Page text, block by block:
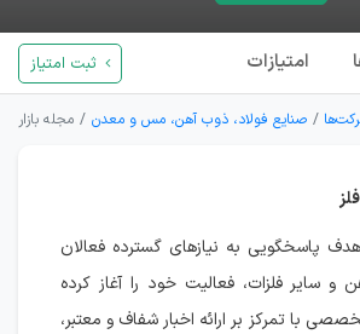
امتیازات ثبت امتیاز
صنایع فولاد، ذوب آهن، مس و معدن مجله بازار
هدف پاسخگویی به نیازهای گسترده فعالان
سایر فلزات، فعالیت خود را آغاز کرده
با تمرکز بر ارائه اخبار شفاف و معتبر،